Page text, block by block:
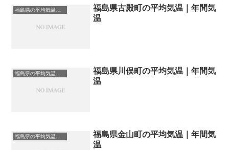
福島県古殿町の平均気温｜年間気
温
福島県川俣町の平均気温｜年間気
温
福島県の平均気温まとめ
福島県金山町の平均気温｜年間気
温